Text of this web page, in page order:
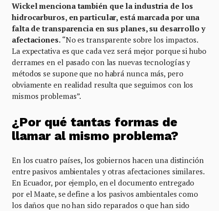
Wickel menciona también que la industria de los
hidrocarburos, en particular, está marcada por una
falta de transparencia en sus planes, su desarrollo y
afectaciones.“No es transparente sobre los impactos.
La expectativa es que cada vez será mejor porque si hubo
derrames en el pasado con las nuevas tecnologías y
métodos se supone que no habrá nunca más, pero
obviamente en realidad resulta que seguimos con los
mismos problemas”.
¿Por qué tantas formas de
llamar al mismo problema?
En los cuatro países, los gobiernos hacen una distinción
entre pasivos ambientales y otras afectaciones similares.
En Ecuador, por ejemplo, en el documento entregado
por el Maate, se define a los pasivos ambientales como
los daños que no han sido reparados o que han sido